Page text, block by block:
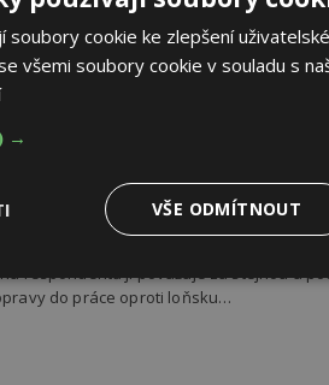
ročník soutěže Brownfield roku 2026, která
brownfieldů měst a obcí z celé České
do práce se chce
z bydlení do práce za špatnou,
respondentů ji považuje za stejnou a
do práce oproti loňsku…
cookie ke zlepšení
všemi soubory cookie v souladu s
→
VŠE ODMÍTNOUT
Soubory cílení